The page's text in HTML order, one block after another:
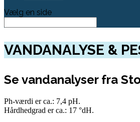
Vælg en side
VANDANALYSE &
Se vandanalyser fra
Ph-værdi er ca.: 7,4 pH.
Hårdhedgrad er ca.: 17 °dH.